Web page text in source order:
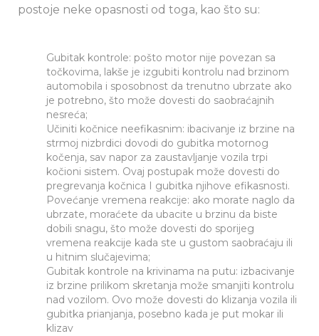
postoje neke opasnosti od toga, kao što su:
Gubitak kontrole: pošto motor nije povezan sa
točkovima, lakše je izgubiti kontrolu nad brzinom
automobila i sposobnost da trenutno ubrzate ako
je potrebno, što može dovesti do saobraćajnih
nesreća;
Učiniti kočnice neefikasnim: ibacivanje iz brzine na
strmoj nizbrdici dovodi do gubitka motornog
kočenja, sav napor za zaustavljanje vozila trpi
kočioni sistem. Ovaj postupak može dovesti do
pregrevanja kočnica I gubitka njihove efikasnosti.
Povećanje vremena reakcije: ako morate naglo da
ubrzate, moraćete da ubacite u brzinu da biste
dobili snagu, što može dovesti do sporijeg
vremena reakcije kada ste u gustom saobraćaju ili
u hitnim slučajevima;
Gubitak kontrole na krivinama na putu: izbacivanje
iz brzine prilikom skretanja može smanjiti kontrolu
nad vozilom. Ovo može dovesti do klizanja vozila ili
gubitka prianjanja, posebno kada je put mokar ili
klizav